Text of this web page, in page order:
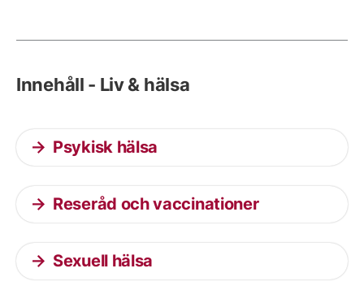
Innehåll - Liv & hälsa
Psykisk hälsa
Reseråd och vaccinationer
Sexuell hälsa